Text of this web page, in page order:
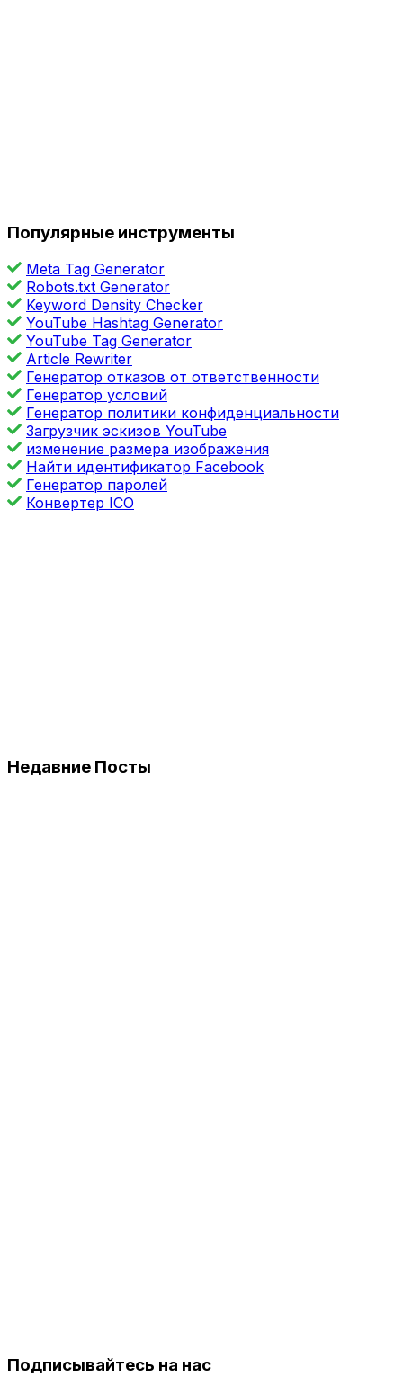
Популярные инструменты
Meta Tag Generator
Robots.txt Generator
Keyword Density Checker
YouTube Hashtag Generator
YouTube Tag Generator
Article Rewriter
Генератор отказов от ответственности
Генератор условий
Генератор политики конфиденциальности
Загрузчик эскизов YouTube
изменение размера изображения
Найти идентификатор Facebook
Генератор паролей
Конвертер ICO
Недавние Посты
Подписывайтесь на нас